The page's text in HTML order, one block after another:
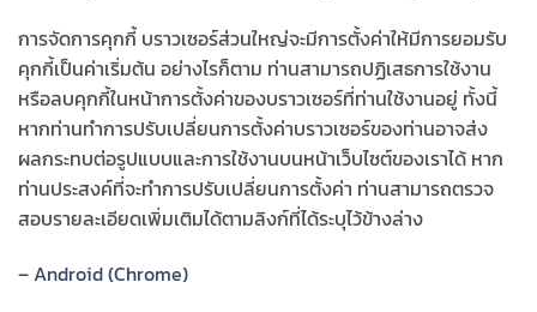
การจัดการคุกกี้ บราวเซอร์ส่วนใหญ่จะมีการตั้งค่าให้มีการยอมรับ
คุกกี้เป็นค่าเริ่มต้น อย่างไรก็ตาม ท่านสามารถปฏิเสธการใช้งาน
หรือลบคุกกี้ในหน้าการตั้งค่าของบราวเซอร์ที่ท่านใช้งานอยู่ ทั้งนี้
หากท่านทำการปรับเปลี่ยนการตั้งค่าบราวเซอร์ของท่านอาจส่ง
ผลกระทบต่อรูปแบบและการใช้งานบนหน้าเว็บไซต์ของเราได้ หาก
ท่านประสงค์ที่จะทำการปรับเปลี่ยนการตั้งค่า ท่านสามารถตรวจ
สอบรายละเอียดเพิ่มเติมได้ตามลิงก์ที่ได้ระบุไว้ข้างล่าง
–Android (Chrome)